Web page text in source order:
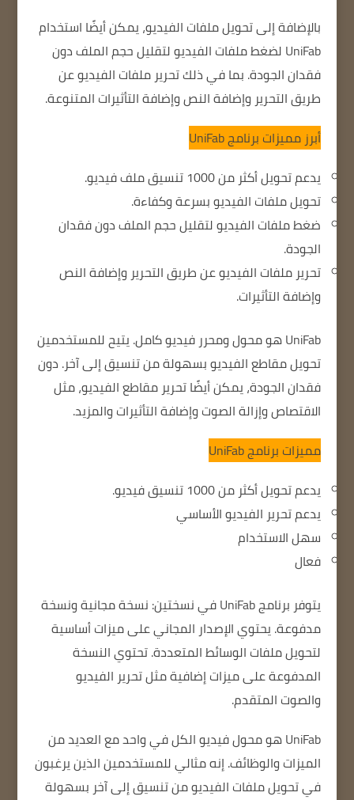
بالإضافة إلى تحويل ملفات الفيديو، يمكن أيضًا استخدام
UniFab لضغط ملفات الفيديو لتقليل حجم الملف دون
فقدان الجودة. بما في ذلك تحرير ملفات الفيديو عن
طريق التحرير وإضافة النص وإضافة التأثيرات المتنوعة.
أبرز مميزات برنامج UniFab
يدعم تحويل أكثر من 1000 تنسيق ملف فيديو.
تحويل ملفات الفيديو بسرعة وكفاءة.
ضغط ملفات الفيديو لتقليل حجم الملف دون فقدان
الجودة.
تحرير ملفات الفيديو عن طريق التحرير وإضافة النص
وإضافة التأثيرات.
UniFab هو محول ومحرر فيديو كامل.
يتيح للمستخدمين
تحويل مقاطع الفيديو بسهولة من تنسيق إلى آخر. دون
فقدان الجودة، يمكن أيضًا تحرير مقاطع الفيديو، مثل
الاقتصاص وإزالة الصوت وإضافة التأثيرات والمزيد.
مميزات برنامجUniFab
يدعم تحويل أكثر من 1000 تنسيق فيديو.
يدعم تحرير الفيديو الأساسي
سهل الاستخدام
فعال
يتوفر برنامج UniFab في نسختين: نسخة مجانية ونسخة
مدفوعة.يحتوي الإصدار المجاني على ميزات أساسية
لتحويل ملفات الوسائط المتعددة.تحتوي النسخة
المدفوعة على ميزات إضافية مثل تحرير الفيديو
والصوت المتقدم.
UniFab هو محول فيديو الكل في واحد مع العديد من
الميزات والوظائف.إنه مثالي للمستخدمين الذين يرغبون
في تحويل ملفات الفيديو من تنسيق إلى آخر بسهولة